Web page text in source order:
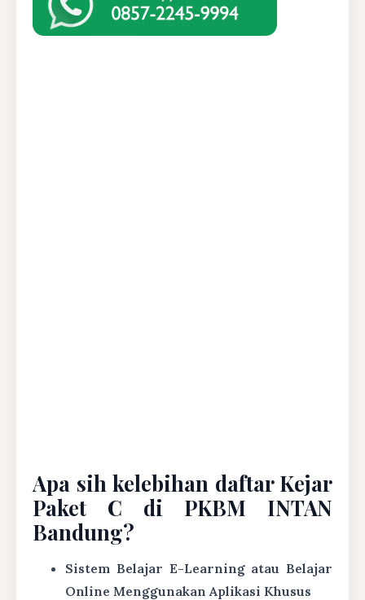
Apa sih kelebihan daftar Kejar
Paket C di PKBM INTAN
Bandung?
Sistem Belajar E-Learning atau Belajar
Online Menggunakan Aplikasi Khusus